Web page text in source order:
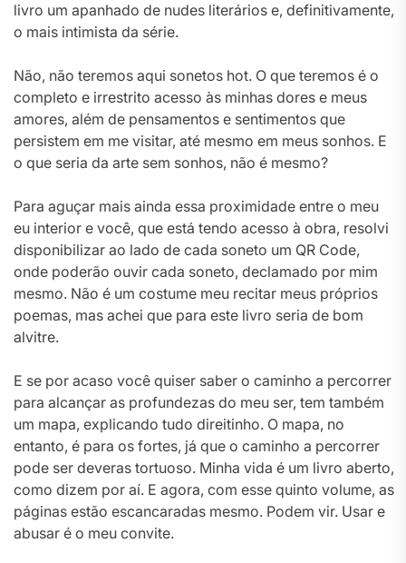
livro um apanhado de nudes literários e, definitivamente,
o mais intimista da série.
Não, não teremos aqui sonetos hot. O que teremos é o
completo e irrestrito acesso às minhas dores e meus
amores, além de pensamentos e sentimentos que
persistem em me visitar, até mesmo em meus sonhos. E
o que seria da arte sem sonhos, não é mesmo?
Para aguçar mais ainda essa proximidade entre o meu
eu interior e você, que está tendo acesso à obra, resolvi
disponibilizar ao lado de cada soneto um QR Code,
onde poderão ouvir cada soneto, declamado por mim
mesmo. Não é um costume meu recitar meus próprios
poemas, mas achei que para este livro seria de bom
alvitre.
E se por acaso você quiser saber o caminho a percorrer
para alcançar as profundezas do meu ser, tem também
um mapa, explicando tudo direitinho. O mapa, no
entanto, é para os fortes, já que o caminho a percorrer
pode ser deveras tortuoso. Minha vida é um livro aberto,
como dizem por aí. E agora, com esse quinto volume, as
páginas estão escancaradas mesmo. Podem vir. Usar e
abusar é o meu convite.